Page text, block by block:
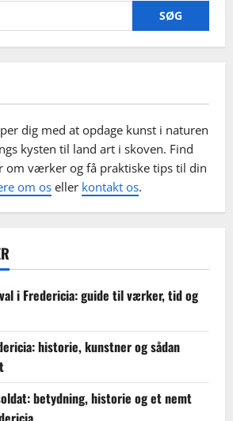
dig med at opdage kunst i naturen
kysten til land art i skoven. Find
om værker og få praktiske tips til din
om os eller kontakt os.
i Fredericia: guide til værker, tid og
historie, kunstner og sådan
betydning, historie og et nemt